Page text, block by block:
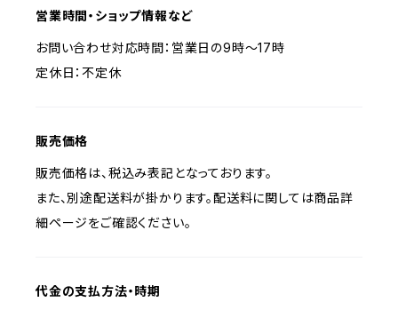
営業時間・ショップ情報など
お問い合わせ対応時間：営業日の9時〜17時
定休日：不定休
販売価格
販売価格は、税込み表記となっております。
また、別途配送料が掛かります。配送料に関しては商品詳
細ページをご確認ください。
代金の支払方法・時期